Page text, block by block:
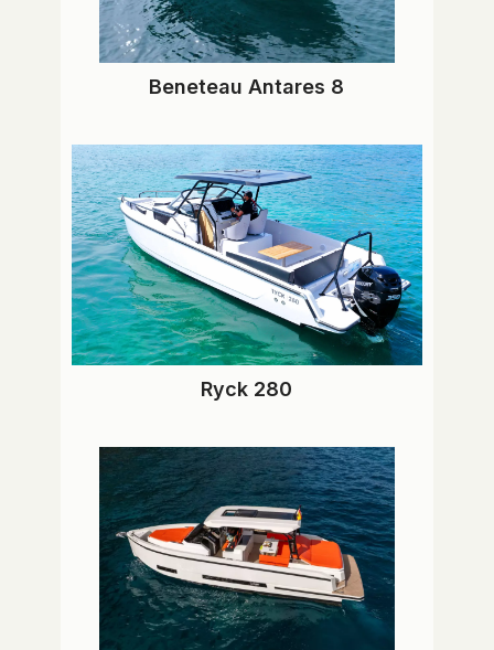
Beneteau Antares 8
Ryck 280